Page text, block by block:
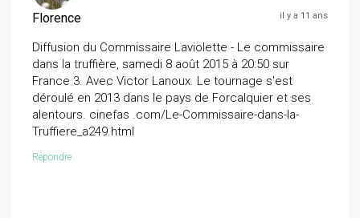
Florence il y a 11 ans
Diffusion du Commissaire Laviolette - Le commissaire
dans la truffière, samedi 8 août 2015 à 20:50 sur
France 3. Avec Victor Lanoux. Le tournage s'est
déroulé en 2013 dans le pays de Forcalquier et ses
alentours. cinefas .com/Le-Commissaire-dans-la-
Truffiere_a249.html
Répondre